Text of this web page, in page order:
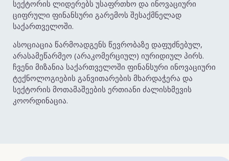
სექტორის ლიდერებს უსაფრთხო და ინოვაციური
ციფრული ფინანსური გარემოს შესაქმნელად
საქართველოში.
ასოციაცია წარმოადგენს წევრობაზე დაფუძნებულ,
არასამეწარმეო (არაკომერციულ) იურიდიულ პირს.
ჩვენი მიზანია საქართველოში ფინანსური ინოვაციური
ტექნოლოგიების განვითარების მხარდაჭერა და
სექტორის მოთამაშეების ერთიანი ძალისხმევის
კოორდინაცია.